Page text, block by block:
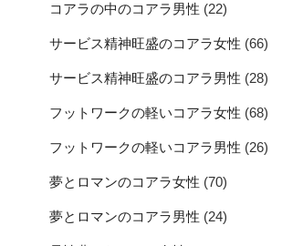
コアラの中のコアラ男性 (22)
サービス精神旺盛のコアラ女性 (66)
サービス精神旺盛のコアラ男性 (28)
フットワークの軽いコアラ女性 (68)
フットワークの軽いコアラ男性 (26)
夢とロマンのコアラ女性 (70)
夢とロマンのコアラ男性 (24)